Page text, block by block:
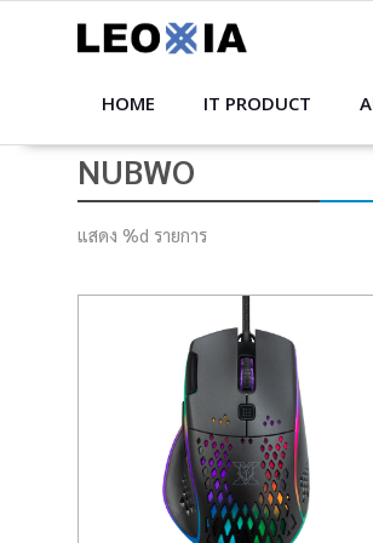
HOME IT PRODUCT
NUBWO
แสดง %d รายการ